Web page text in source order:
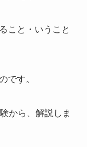
こと・いうこと
です。
から、解説しま